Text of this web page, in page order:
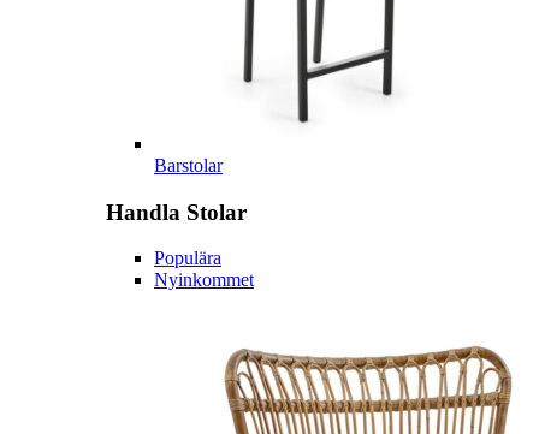
Barstolar
Handla Stolar
Populära
Nyinkommet